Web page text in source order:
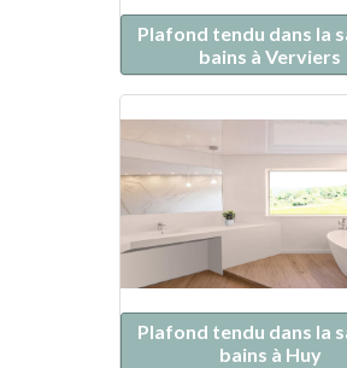
Plafond tendu dans la
bains à Verviers
Plafond tendu dans la
bains à Huy